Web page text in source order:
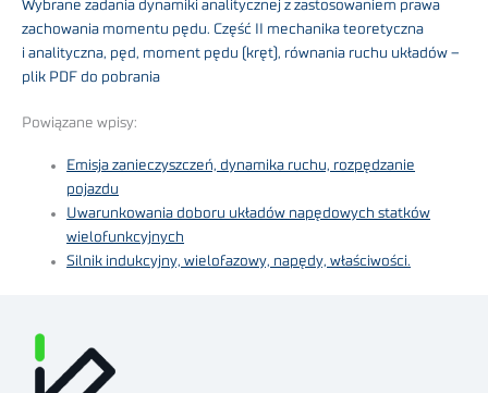
Wybrane zadania dynamiki analitycznej z zastosowaniem prawa
zachowania momentu pędu. Część II mechanika teoretyczna
i analityczna, pęd, moment pędu (kręt), równania ruchu układów –
plik PDF do pobrania
Powiązane wpisy:
Emisja zanieczyszczeń, dynamika ruchu, rozpędzanie
pojazdu
Uwarunkowania doboru układów napędowych statków
wielofunkcyjnych
Silnik indukcyjny, wielofazowy, napędy, właściwości.